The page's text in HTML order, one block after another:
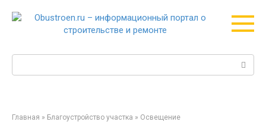
Поиск:
Главная » Благоустройство участка » Освещение